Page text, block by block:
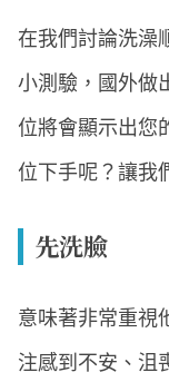
在我們討論洗澡
小測驗，國外做
位將會顯示出您
位下手呢？讓我
先洗臉
意味著非常重視
注感到不安、沮